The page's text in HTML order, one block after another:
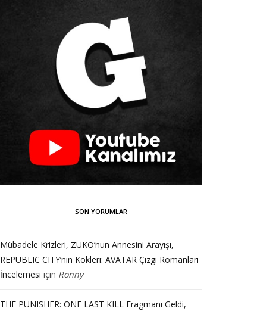
SON YORUMLAR
Mübadele Krizleri, ZUKO’nun Annesini Arayışı,
REPUBLIC CITY’nin Kökleri: AVATAR Çizgi Romanları
İncelemesi için Ronny
THE PUNISHER: ONE LAST KILL Fragmanı Geldi,